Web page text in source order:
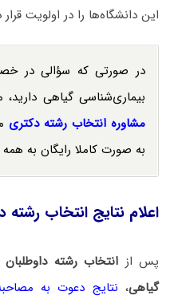
این دانشگاه‌ها را در اولویت
در صورتی که سؤالی در
بیماری‌شناسی گیاهی
مشاوره انتخاب رشته دکتری
به صورت کاملا رایگان به
اعلام نتایج انتخاب رشته
پس از انتخاب رشته
گیاهی، نتایج دعوت به